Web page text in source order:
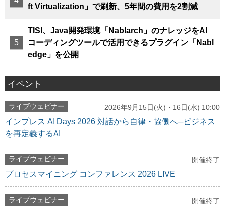
ft Virtualization」で刷新、5年間の費用を2割減
TISI、Java開発環境「Nablarch」のナレッジをAI
コーディングツールで活用できるプラグイン「Nabl
edge」を公開
イベント
ライブウェビナー 2026年9月15日(火)・16日(水) 10:00
インプレス AI Days 2026 対話から自律・協働へ─ビジネス
を再定義するAI
ライブウェビナー 開催終了
プロセスマイニング コンファレンス 2026 LIVE
ライブウェビナー 開催終了